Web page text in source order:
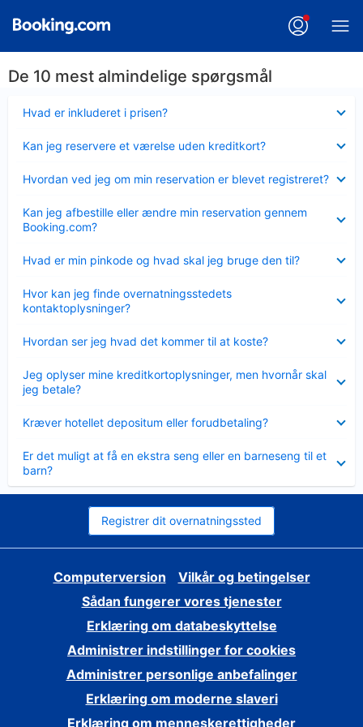
De 10 mest almindelige spørgsmål
Hvad er inkluderet i prisen?
Kan jeg reservere et værelse uden kreditkort?
Hvordan ved jeg om min reservation er blevet registreret?
Kan jeg afbestille eller ændre min reservation gennem
Booking.com?
Hvad er min pinkode og hvad skal jeg bruge den til?
Hvor kan jeg finde overnatningsstedets
kontaktoplysninger?
Hvordan ser jeg hvad det kommer til at koste?
Jeg oplyser mine kreditkortoplysninger, men hvornår skal
jeg betale?
Kræver hotellet depositum eller forudbetaling?
Er det muligt at få en ekstra seng eller en barneseng til et
barn?
Registrer dit overnatningssted
Computerversion
Vilkår og betingelser
Sådan fungerer vores tjenester
Erklæring om databeskyttelse
Administrer indstillinger for cookies
Administrer personlige anbefalinger
Erklæring om moderne slaveri
Erklæring om menneskerettigheder